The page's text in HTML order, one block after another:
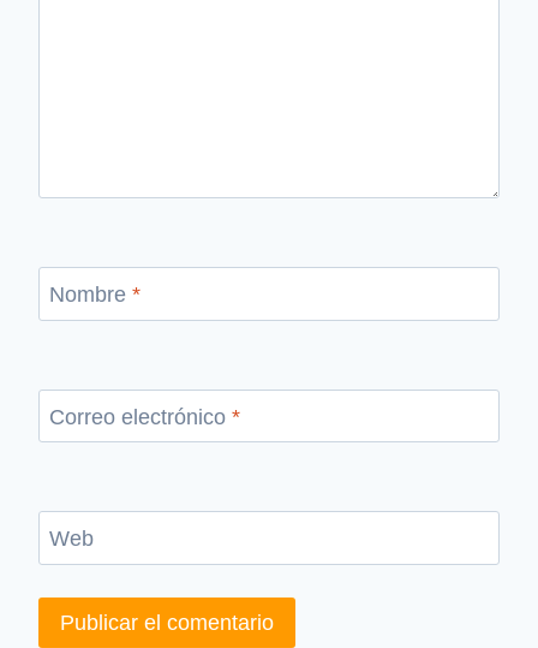
Nombre *
Correo electrónico *
Web